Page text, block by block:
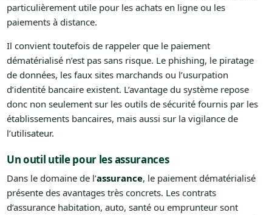
particulièrement utile pour les achats en ligne ou les
paiements à distance.
Il convient toutefois de rappeler que le paiement
dématérialisé n’est pas sans risque. Le phishing, le piratage
de données, les faux sites marchands ou l’usurpation
d’identité bancaire existent. L’avantage du système repose
donc non seulement sur les outils de sécurité fournis par les
établissements bancaires, mais aussi sur la vigilance de
l’utilisateur.
Un outil utile pour les assurances
Dans le domaine de l’assurance, le paiement dématérialisé
présente des avantages très concrets. Les contrats
d’assurance habitation, auto, santé ou emprunteur sont